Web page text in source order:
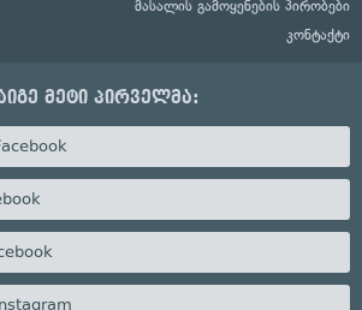
მასალის გამოყენების პირობები
კონტაქტი
მეტი პირველმა: